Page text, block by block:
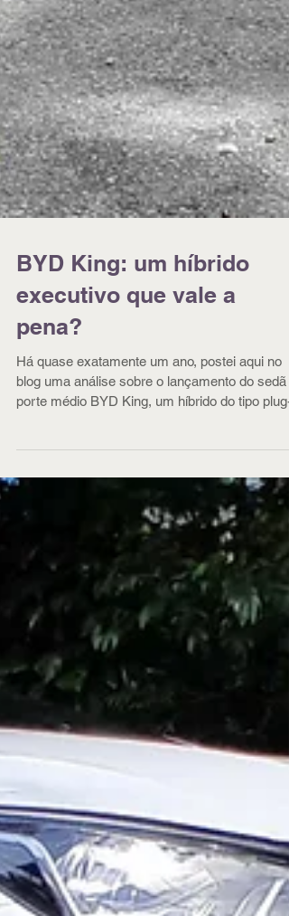
BYD King: um híbrido
executivo que vale a
pena?
Há quase exatamente um ano, postei aqui no
blog uma análise sobre o lançamento do sedã
porte médio BYD King, um híbrido do tipo plug-
– ou seja, recarregável. Agora, pude
experimentá-lo por uma semana, em sua
mais cara do King, a GS, que você vê aí nas
fotos. Confira minha avaliação neste post do
blog da Rebimboca e, mais tarde, também na
seção de veículos de O Boletim.